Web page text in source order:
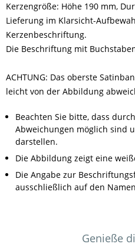
Kerzengröße: Höhe 190 mm,
Lieferung im Klarsicht-
Kerzenbeschriftung.
Die Beschriftung mit
ACHTUNG: Das oberste
leicht von der Abbildung
Beachten Sie bitte, dass
Abweichungen möglich sind
darstellen.
Die Abbildung zeigt eine
Die Angabe zur
ausschließlich auf den
Genieße